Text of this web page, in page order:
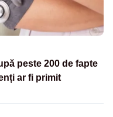
peste 200 de fapte
ar fi primit